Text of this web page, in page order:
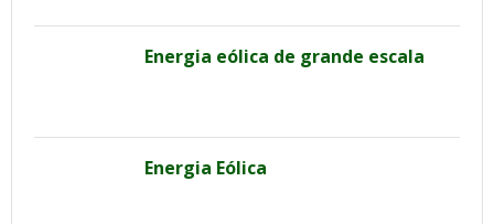
Energia eólica de grande escala
Energia Eólica